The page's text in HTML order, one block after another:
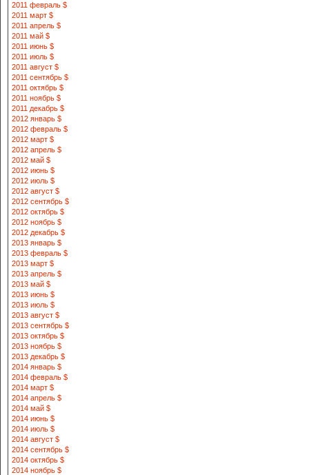
2011 февраль $
2011 март $
2011 апрель $
2011 май $
2011 июнь $
2011 июль $
2011 август $
2011 сентябрь $
2011 октябрь $
2011 ноябрь $
2011 декабрь $
2012 январь $
2012 февраль $
2012 март $
2012 апрель $
2012 май $
2012 июнь $
2012 июль $
2012 август $
2012 сентябрь $
2012 октябрь $
2012 ноябрь $
2012 декабрь $
2013 январь $
2013 февраль $
2013 март $
2013 апрель $
2013 май $
2013 июнь $
2013 июль $
2013 август $
2013 сентябрь $
2013 октябрь $
2013 ноябрь $
2013 декабрь $
2014 январь $
2014 февраль $
2014 март $
2014 апрель $
2014 май $
2014 июнь $
2014 июль $
2014 август $
2014 сентябрь $
2014 октябрь $
2014 ноябрь $